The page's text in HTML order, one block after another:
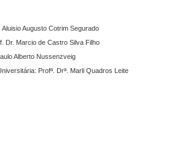
Augusto Cotrim Segurado
Dr. Marcio de Castro Silva Filho
Alberto Nussenzveig
Profª. Drª. Marli Quadros Leite